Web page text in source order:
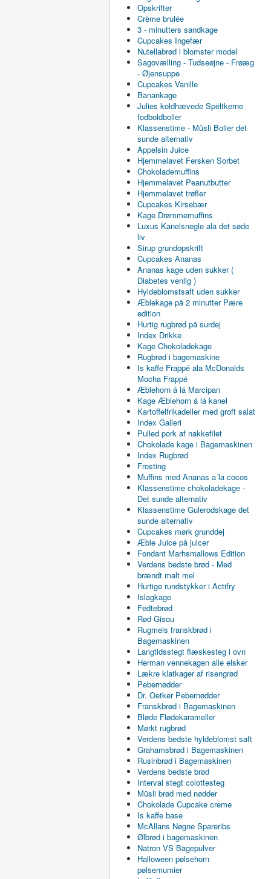
Opskrifter
Crème brulée
3 - minutters sandkage
Cupcakes Ingefær
Nutellabrød i blomster model
Sagovælling - Tudseøjne - Frøæg
- Øjensuppe
Cupcakes Vanille
Banankage
Julies koldhævede Speltkerne
fodboldboller
Klassenstime - Müsli Boller det
sunde alternativ
Appelsin Juice
Hjemmelavet Fersken Sorbet
Chokolademuffins
Hjemmelavet Peanutbutter
Hjemmelavet trøfler
Cupcakes Kirsebær
Kage Drømmemuffins
Luxus Kanelsnegle ala det søde
liv
Sirup grundopskrift
Cupcakes Ananas
Ananas kage uden sukker (
Diabetes venlig )
Hyldeblomstsaft uden sukker
Æblekage på 2 minutter Pære
edition
Hurtig rugbrød på surdej
Index Drikke
Kage Chokoladekage
Rugbrød i bagemaskine
Is kaffe Frappé ala McDonalds
Mocha Frappé
Æblehorn á lá Marcipan
Kage Æblehorn á lá kanel
Kartoffelfrikadeller med groft salat
Index Galleri
Pulled pork af nakkefilet
Chokolade kage i Bagemaskinen
Index Rugbrød
Frosting
Muffins med Ananas a´la cocos
Klassenstime chokoladekage -
Det sunde alternativ
Klassenstime Gulerodskage det
sunde alternativ
Cupcakes mørk grunddej
Æble Juice på juicer
Fondant Marhsmallows Edition
Verdens bedste brød - Med
brændt malt mel
Hurtige rundstykker i Actifry
Islagkage
Fedtebrød
Rød Gisou
Rugmels franskbrød i
Bagemaskinen
Langtidsstegt flæskesteg i ovn
Herman vennekagen alle elsker
Lækre klatkager af risengrød
Pebernødder
Dr. Oetker Pebernødder
Franskbrød i Bagemaskinen
Bløde Flødekarameller
Mørkt rugbrød
Verdens bedste hyldeblomst saft
Grahamsbrød i Bagemaskinen
Rusinbrød i Bagemaskinen
Verdens bedste brød
Interval stegt colottesteg
Müsli brød med nødder
Chokolade Cupcake creme
Is kaffe base
McAllans Nøgne Spareribs
Ølbrød i bagemaskinen
Natron VS Bagepulver
Halloween pølsehorn
pølsemumier